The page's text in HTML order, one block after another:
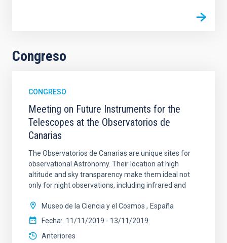
Congreso
CONGRESO
Meeting on Future Instruments for the
Telescopes at the Observatorios de
Canarias
The Observatorios de Canarias are unique sites for
observational Astronomy. Their location at high
altitude and sky transparency make them ideal not
only for night observations, including infrared and
Museo de la Ciencia y el Cosmos
España
Fecha
11/11/2019 - 13/11/2019
Anteriores